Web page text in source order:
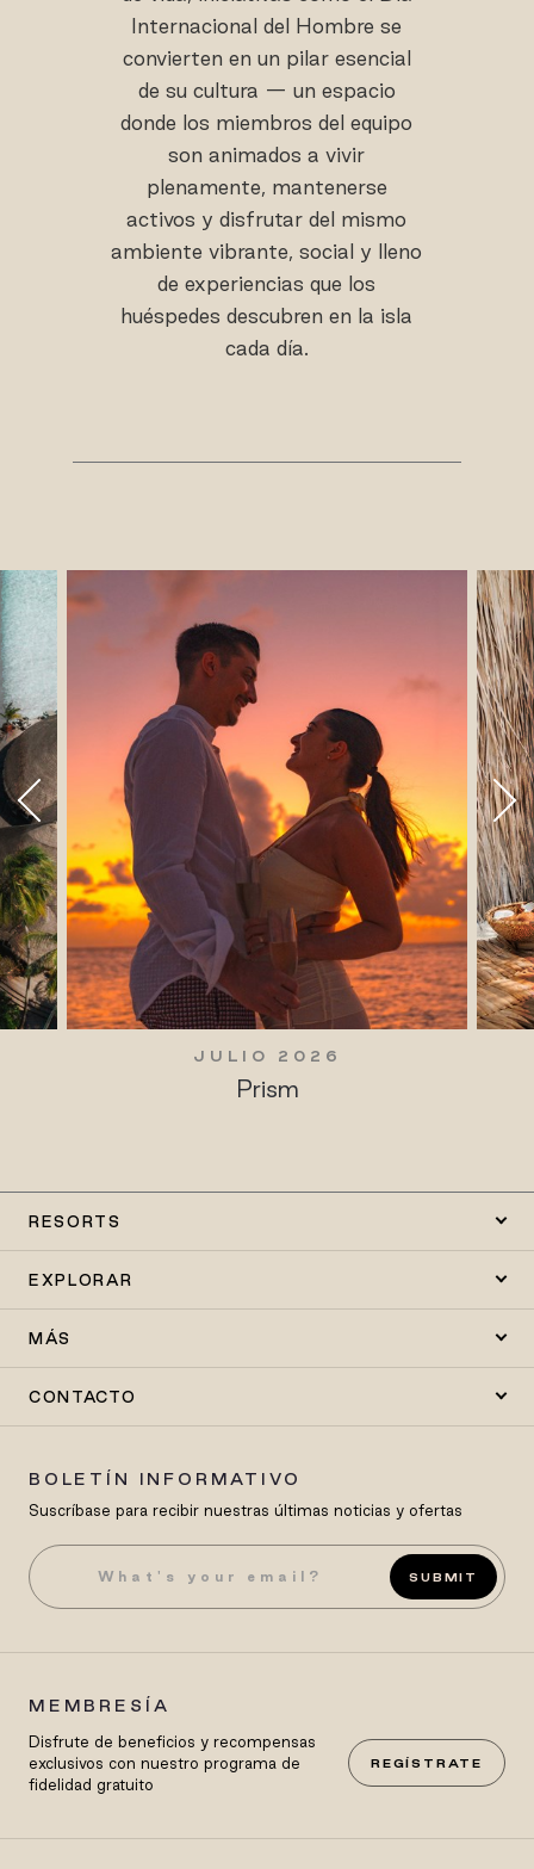
Internacional del Hombre se
convierten en un pilar esencial
de su cultura — un espacio
donde los miembros del equipo
son animados a vivir
plenamente, mantenerse
activos y disfrutar del mismo
ambiente vibrante, social y lleno
de experiencias que los
huéspedes descubren en la isla
cada día.
JULIO 2026
Prism
RESORTS
EXPLORAR
MÁS
CONTACTO
BOLETÍN INFORMATIVO
Suscríbase para recibir nuestras últimas noticias y ofertas
SUBMIT
MEMBRESÍA
Disfrute de beneficios y recompensas
exclusivos con nuestro programa de
fidelidad gratuito
REGÍSTRATE